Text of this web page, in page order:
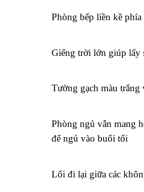
Phòng bếp liền kề
Giếng trời lớn giúp lấy
Tường gạch màu
Phòng ngủ vẫn mang
để ngủ vào buổi tối
Lối đi lại giữa các